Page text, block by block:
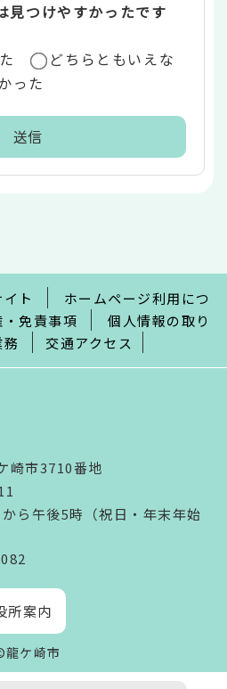
見つけやすかったです
どちらともいえな
った
ト
ホームページ利用につ
免責事項
個人情報の取り
交通アクセス
崎市3710番地
ら午後5時（祝日・年末年始
所案内
ケ崎市